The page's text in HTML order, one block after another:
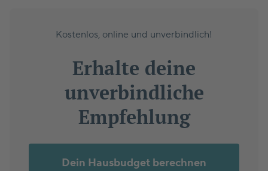
Kostenlos, online und unverbindlich!
Erhalte deine
unverbindliche
Empfehlung
Dein Hausbudget berechnen